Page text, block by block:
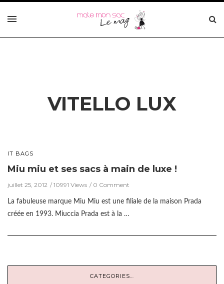
VITELLO LUX
IT BAGS
Miu miu et ses sacs à main de luxe !
juillet 25, 2012 10991 Views 0 Comment
La fabuleuse marque Miu Miu est une filiale de la maison Prada
créée en 1993. Miuccia Prada est à la …
CATEGORIES…